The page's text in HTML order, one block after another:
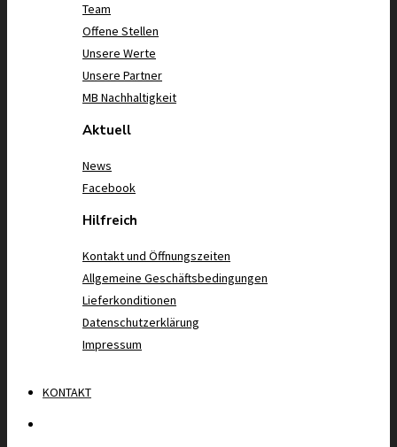
Team
Offene Stellen
Unsere Werte
Unsere Partner
MB Nachhaltigkeit
Aktuell
News
Facebook
Hilfreich
Kontakt und Öffnungszeiten
Allgemeine Geschäftsbedingungen
Lieferkonditionen
Datenschutzerklärung
Impressum
KONTAKT